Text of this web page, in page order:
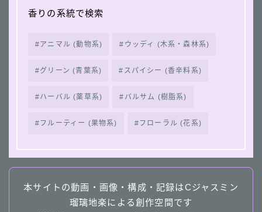
香りの系統で検索
アニマル (動物系) ウッディ (木系・森林系)
グリーン (青葉系) スパイシー (香辛料系)
ハーバル (薬草系) バルサム (樹脂系)
フルーティー (果物系) フローラル (花系)
本サイトの動画・画像・構成・記録はCジャスミン
瑠璃地楽による創作空間です